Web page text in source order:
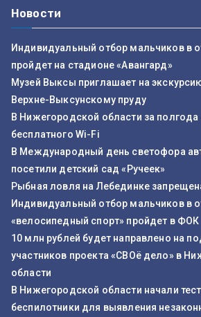
Новости
Индивидуальный отбор мальчиков в
пройдет на стадионе «Авангард»
Музей Выксы приглашает на
Верхне-Выксунскому пруду
В Нижегородской области за
бесплатного Wi-Fi
В Международный день светофора
посетили детский сад «Ручеек»
Рыбная ловля на Лебединке
Индивидуальный отбор мальчиков в
«велосипедный спорт» пройдет в
10 млн рублей будет направлено на
участников проекта «СВОё дело» в
области
В Нижегородской области начали
беспилотники для выявления